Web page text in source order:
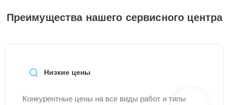
службы заботы о клиентах. Для расчета итоговой
стоимости ремонта холодильника достаточно
Преимущества нашего сервисного центра
Низкие цены
Конкурентные цены на все виды работ и типы